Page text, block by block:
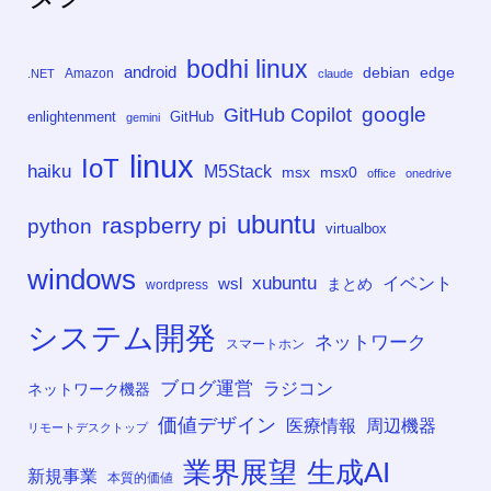
.NET Amazon android bodhi linux claude debian edge
enlightenment gemini GitHub GitHub Copilot google
haiku IoT linux M5Stack msx msx0 office onedrive
python raspberry pi ubuntu virtualbox
windows wordpress wsl xubuntu まとめ イベント
システム開発 スマートホン ネットワーク
ネットワーク機器 ブログ運営 ラジコン
リモートデスクトップ 価値デザイン 医療情報 周辺機器
新規事業 本質的価値 業界展望 生成AI